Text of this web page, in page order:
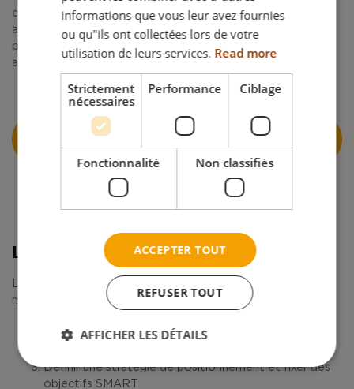
en charge globale de l’utilisateur. Ce concept et cette
approche sont intégrés à nos programmes de formation
pour vous accompagner efficacement dans leur mise en
application.
QUESTIONNAIRE 5 ÉTAPES POSITIONNEMENT
NETTI
Les 5 étapes du positionnement Netti
Les étapes à suivre pour créer une solution optimale en
matière d’assise sont les suivantes :
Clarifier les attentes et les défis
Définir une stratégie de positionnement et fixer des
objectifs SMART
informations que vous leur avez fournies
ou qu"ils ont collectées lors de votre
utilisation de leurs services. Read more
Strictement
nécessaires
Performance Ciblage
Fonctionnalité Non classifiés
ACCEPTER TOUT
REFUSER TOUT
AFFICHER LES DÉTAILS